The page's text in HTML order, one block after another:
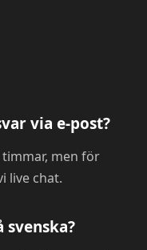
via e-post?
men för
live chat.